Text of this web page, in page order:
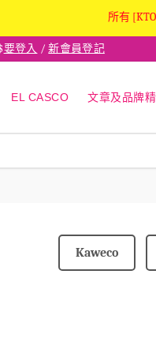
所有
要登入 /新會員登記
EL CASCO 文章及品牌
Kaweco